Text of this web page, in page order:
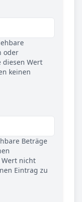
oder
diesen Wert
keinen
Beträge
Wert nicht
Eintrag zu